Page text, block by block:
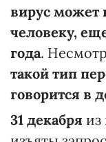
вирус может
человеку,
года.
такой тип
говорится в
31 декабря